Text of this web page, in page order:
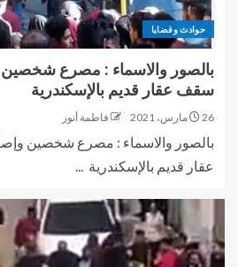
حوادث وقضايا
بالصور والاسماء : مصرع شخصين
سقف عقار قديم بالإسكندرية
26 مارس، 2021 فاطمة أنور
بالصور والاسماء : مصرع شخصين
عقار قديم بالإسكندرية ...